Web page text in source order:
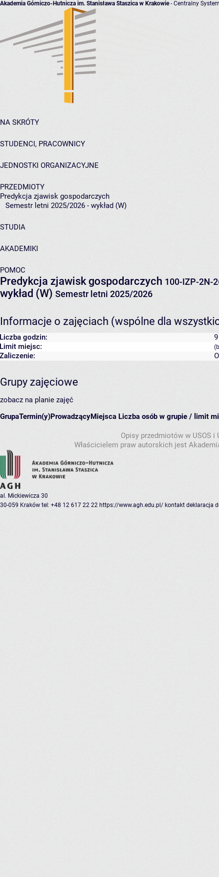
Akademia Górniczo-Hutnicza im. Stanisława Staszica w Krakowie- Centralny
NA SKRÓTY
STUDENCI, PRACOWNICY
JEDNOSTKI ORGANIZACYJNE
PRZEDMIOTY
Predykcja zjawisk gospodarczych
Semestr letni 2025/2026 - wykład (W)
STUDIA
AKADEMIKI
POMOC
Predykcja zjawisk gospodarczych 100-IZP-2N-
wykład (W) Semestr letni 2025/2026
Informacje o zajęciach (wspólne dla
Liczba godzin:
9
Limit miejsc:
Zaliczenie:
Grupy zajęciowe
zobacz na planie zajęć
GrupaTermin(y)ProwadzącyMiejsca Liczba osób w grupie / limit
Opisy przedmiotów w USOS
Właścicielem praw autorskich jest
al. Mickiewicza 30
30-059 Kraków tel: +48 12 617 22 22 https://www.agh.edu.pl/ kontakt deklaracja